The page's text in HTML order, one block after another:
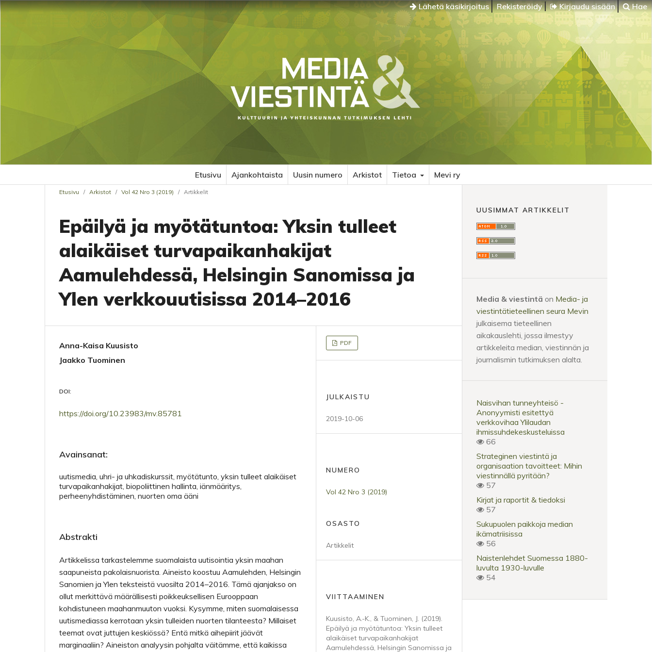
Lähetä käsikirjoitus Rekisteröidy Kirjaudu sisään Hae
Etusivu Ajankohtaista Uusin numero Arkistot Tietoa Mevi ry
Etusivu / Arkistot / Vol 42 Nro 3 (2019) / Artikkelit
Epäilyä ja myötätuntoa: Yksin tulleet
alaikäiset turvapaikanhakijat
Aamulehdessä, Helsingin Sanomissa ja
Ylen verkkouutisissa 2014–2016
Anna-Kaisa Kuusisto
Jaakko Tuominen
DOI:
https://doi.org/10.23983/mv.85781
Avainsanat:
uutismedia, uhri- ja uhkadiskurssit, myötätunto, yksin tulleet alaikäiset
turvapaikanhakijat, biopoliittinen hallinta, iänmääritys,
perheenyhdistäminen, nuorten oma ääni
Abstrakti
Artikkelissa tarkastelemme suomalaista uutisointia yksin maahan
saapuneista pakolaisnuorista. Aineisto koostuu Aamulehden, Helsingin
Sanomien ja Ylen teksteistä vuosilta 2014–2016. Tämä ajanjakso on
ollut merkittävä määrällisesti poikkeuksellisen Eurooppaan
kohdistuneen maahanmuuton vuoksi. Kysymme, miten suomalaisessa
uutismediassa kerrotaan yksin tulleiden nuorten tilanteesta? Millaiset
teemat ovat juttujen keskiössä? Entä mitkä aihepiirit jäävät
marginaaliin? Aineiston analyysin pohjalta väitämme, että kaikissa
PDF
JULKAISTU
2019-10-06
NUMERO
Vol 42 Nro 3 (2019)
OSASTO
Artikkelit
VIITTAAMINEN
Kuusisto, A.-K., & Tuominen, J. (2019).
Epäilyä ja myötätuntoa: Yksin tulleet
alaikäiset turvapaikanhakijat
Aamulehdessä, Helsingin Sanomissa ja
UUSIMMAT ARTIKKELIT
Media & viestintä on Media- ja
viestintätieteellinen seura Mevin
julkaisema tieteellinen
aikakauslehti, jossa ilmestyy
artikkeleita median, viestinnän ja
journalismin tutkimuksen alalta.
Naisvihan tunneyhteisö -
Anonyymisti esitettyä
verkkovihaa Ylilaudan
ihmissuhdekeskusteluissa
66
Strateginen viestintä ja
organisaation tavoitteet: Mihin
viestinnällä pyritään?
57
Kirjat ja raportit & tiedoksi
57
Sukupuolen paikkoja median
ikämatriisissa
56
Naistenlehdet Suomessa 1880-
luvulta 1930-luvulle
54